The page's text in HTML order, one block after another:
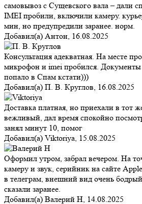
самовывоз с Сущевского вала – дали
IMEI пробили, включили камеру.
мин, но предупредили заранее. норм.
Добавил(а) Антон, 16.08.2025
Консультация адекватная. На месте
микрофон и imei пробился. Документы
попало в Спам кстати)))
Добавил(а) П. В. Круглов, 16.08.2025
Доставка платная, но приехали в тот
вежливый, дал время спокойно
занял минут 10, помог
Добавил(а) Viktoriya, 15.08.2025
Оформил утром, забрал вечером. На
камеру и звук, серийник на сайте
в телеграм, внешний вид очень
сказали заранее.
Добавил(а) Валерий Н, 14.08.2025